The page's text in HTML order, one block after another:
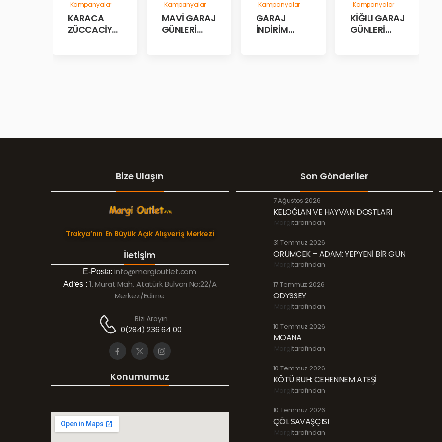
Kampanyalar
KARACA
ZÜCCACİYE
Kampanyalar
MAVİ GARAJ
GÜNLERİ
Kampanyalar
GARAJ
İNDİRİM
Kampanyalar
KİĞILI GARAJ
GÜNLERİ
Bize Ulaşın
Trakya’nın En Büyük Açık Alışveriş Merkezi
İletişim
E-Posta: info@margioutlet.com
Adres : 1. Murat Mah. Atatürk Bulvarı No:22/A
Merkez/Edirne
Bizi Arayın
0(284) 236 64 00
Konumumuz
Son Gönderiler
7 Ağustos 2026
KELOĞLAN VE HAYVAN DOSTLARI
Margitarafından
31 Temmuz 2026
ÖRÜMCEK – ADAM: YEPYENİ BİR GÜN
Margitarafından
17 Temmuz 2026
ODYSSEY
Margitarafından
10 Temmuz 2026
MOANA
Margitarafından
10 Temmuz 2026
KÖTÜ RUH: CEHENNEM ATEŞİ
Margitarafından
10 Temmuz 2026
ÇÖL SAVAŞÇISI
Margitarafından